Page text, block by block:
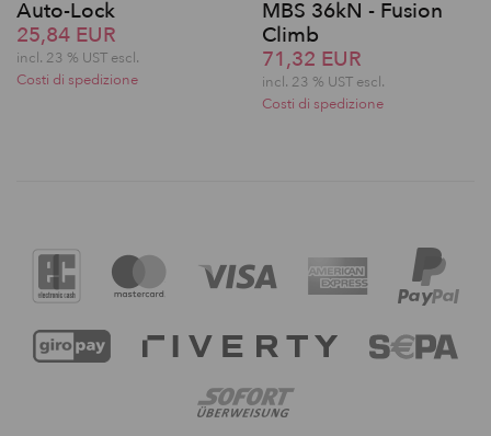
Auto-Lock
25,84 EUR
incl. 23 % UST escl.
Costi di spedizione
MBS 36kN - Fusion
Climb
71,32 EUR
incl. 23 % UST escl.
Costi di spedizione